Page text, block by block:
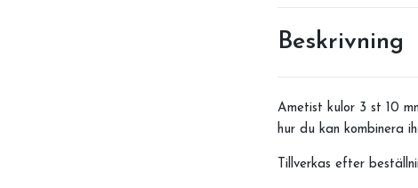
Beskrivning
Ametist kulor 3 st 10
hur du kan kombinera
Tillverkas efter